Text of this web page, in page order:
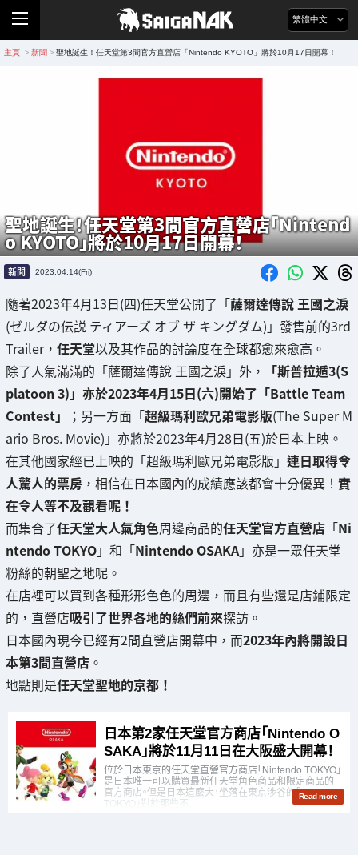
繁體中文
主頁 > 新聞 > 聖地誕生！任天堂第3間官方直營店「Nintendo KYOTO」將於10月17日開幕！
聖地誕生！任天堂第3間官方直營店「Nintend
o KYOTO」將於10月17日開幕！
新聞 2023.04.14(Fri)
隨著2023年4月13日(四)任天堂公開了「薩爾達傳說 王國之淚
(ゼルダの伝説 ティアーズ オブ ザ キングダム)」發售前的3rd
Trailer， 任天堂以及其作品的討論度在全球都愈來愈高。
除了人氣滿滿的「薩爾達傳說 王國之淚」外，
「斯普拉遁3(S
platoon 3)」亦於2023年4月15日(六)開始了「Battle Team
Contest」
；另一方面「超級瑪利歐兄弟電影版(The Super M
ario Bros. Movie)」亦將於2023年4月28日(五)於日本上映。
在其他國家經已上映的「超級瑪利歐兄弟電影版」 連日取得令
人驚人的票房 ，相信在日本國內的成績應該都會十分優異！ 實
在令人等不及觀看呢！
而集合了任天堂大人氣角色周邊商品的任天堂官方直營店 「Ni
ntendo TOKYO」和「Nintendo OSAKA」亦是一眾任天堂
粉絲的朝聖之地呢。
在店裡可以買到各種形形色色的周邊，而且有些還是店鋪限定
的，直營店吸引了世界各地的絲們前來探訪。
日本國內現今已經有2間直營店開幕中，而2023年內將開設日
本第3間直營店 。
地點則是任天堂聖地的京都！